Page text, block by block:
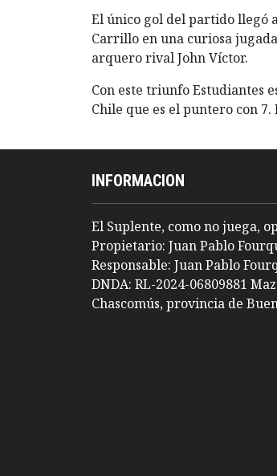
El único gol del partido llegó
Carrillo en una curiosa
arquero rival John Víctor.
Con este triunfo Estudiantes
Chile que es el puntero con
INFORMACION
El Suplente, como no juega,
Propietario: Juan Pablo
Responsable: Juan Pablo
DNDA: RL-2024-06809881
Chascomús, provincia de